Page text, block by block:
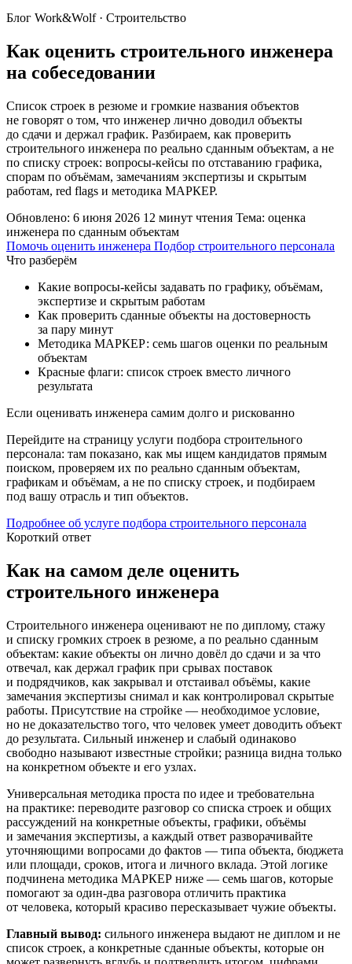
Блог Work&Wolf · Строительство
Как оценить строительного инженера
на собеседовании
Список строек в резюме и громкие названия объектов
не говорят о том, что инженер лично доводил объекты
до сдачи и держал график. Разбираем, как проверить
строительного инженера по реально сданным объектам, а не
по списку строек: вопросы-кейсы по отставанию графика,
спорам по объёмам, замечаниям экспертизы и скрытым
работам, red flags и методика МАРКЕР.
Обновлено: 6 июня 2026 12 минут чтения Тема: оценка
инженера по сданным объектам
Помочь оценить инженера Подбор строительного персонала
Что разберём
Какие вопросы-кейсы задавать по графику, объёмам,
экспертизе и скрытым работам
Как проверить сданные объекты на достоверность
за пару минут
Методика МАРКЕР: семь шагов оценки по реальным
объектам
Красные флаги: список строек вместо личного
результата
Если оценивать инженера самим долго и рискованно
Перейдите на страницу услуги подбора строительного
персонала: там показано, как мы ищем кандидатов прямым
поиском, проверяем их по реально сданным объектам,
графикам и объёмам, а не по списку строек, и подбираем
под вашу отрасль и тип объектов.
Подробнее об услуге подбора строительного персонала
Короткий ответ
Как на самом деле оценить
строительного инженера
Строительного инженера оценивают не по диплому, стажу
и списку громких строек в резюме, а по реально сданным
объектам: какие объекты он лично довёл до сдачи и за что
отвечал, как держал график при срывах поставок
и подрядчиков, как закрывал и отстаивал объёмы, какие
замечания экспертизы снимал и как контролировал скрытые
работы. Присутствие на стройке — необходимое условие,
но не доказательство того, что человек умеет доводить объект
до результата. Сильный инженер и слабый одинаково
свободно называют известные стройки; разница видна только
на конкретном объекте и его узлах.
Универсальная методика проста по идее и требовательна
на практике: переводите разговор со списка строек и общих
рассуждений на конкретные объекты, графики, объёмы
и замечания экспертизы, а каждый ответ разворачивайте
уточняющими вопросами до фактов — типа объекта, бюджета
или площади, сроков, итога и личного вклада. Этой логике
подчинена методика МАРКЕР ниже — семь шагов, которые
помогают за один-два разговора отличить практика
от человека, который красиво пересказывает чужие объекты.
Главный вывод: сильного инженера выдают не диплом и не
список строек, а конкретные сданные объекты, которые он